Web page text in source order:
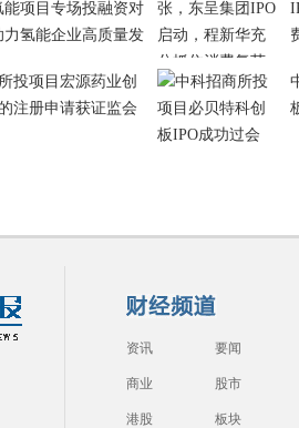
能项目专场投融资对
力氢能企业高质量发
投项目宏源药业创
注册申请获证监会
资讯 要闻
商业 股市
港股 板块